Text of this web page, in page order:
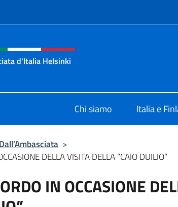
social e menù
d'Italia Helsinki
Chi siamo Italia e
Dall’Ambasciata >
DELLA VISITA DELLA ”CAIO DUILIO”
IN OCCASIONE